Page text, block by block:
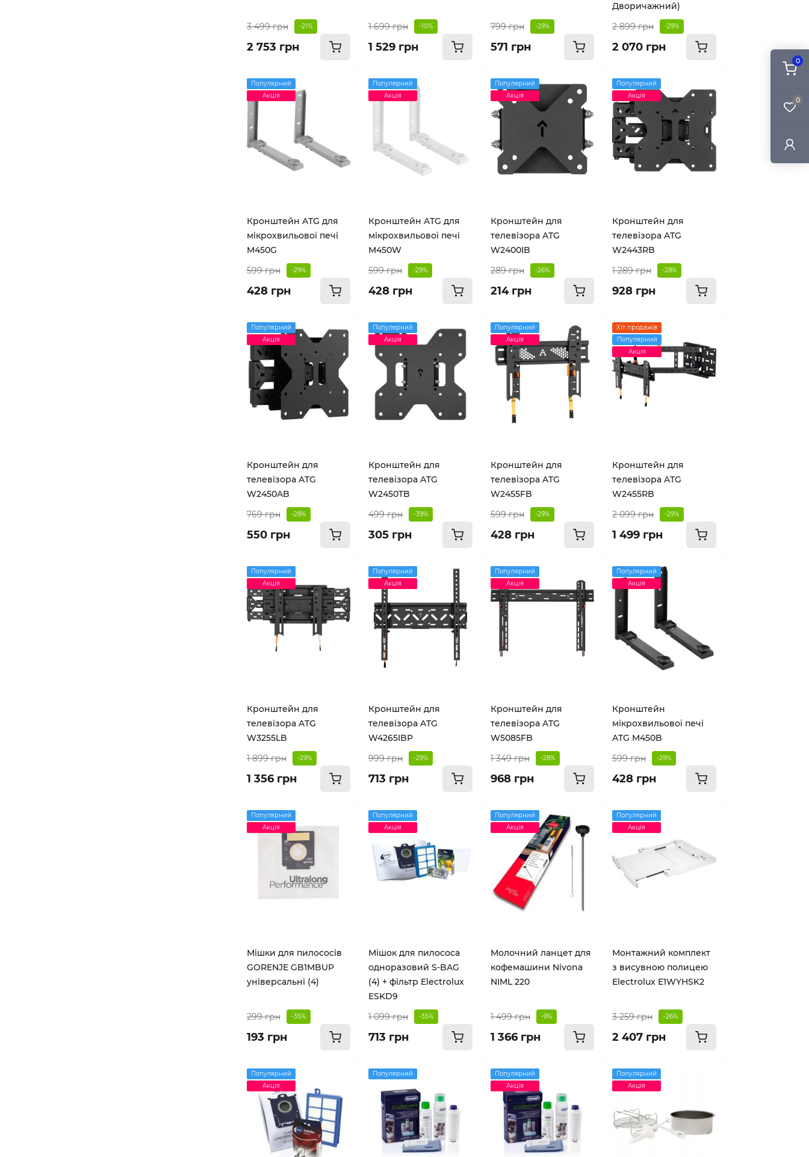
0
0
3 499 грн -21%
2 753 грн
1 699 грн -10%
1 529 грн
799 грн -29%
571 грн
Дворичажний)
2 899 грн
-29%
2 070 грн
Популярний
Акція
Кронштейн ATG для
мікрохвильової печі
M450G
599 грн
-29%
428 грн
Популярний
Акція
Кронштейн ATG для
мікрохвильової печі
M450W
599 грн
-29%
428 грн
Популярний
Акція
Кронштейн для
телевізора ATG
W2400IB
289 грн
-26%
214 грн
Популярний
Акція
Кронштейн для
телевізора ATG
W2443RB
1 289 грн
-28%
928 грн
Популярний
Акція
Кронштейн для
телевізора ATG
W2450AB
769 грн
-28%
550 грн
Популярний
Акція
Кронштейн для
телевізора ATG
W2450TB
499 грн
-39%
305 грн
Популярний
Акція
Кронштейн для
телевізора ATG
W2455FB
599 грн
-29%
428 грн
Хіт продажів
Популярний
Акція
Кронштейн для
телевізора ATG
W2455RB
2 099 грн
-29%
1 499 грн
Популярний
Акція
Кронштейн для
телевізора ATG
W3255LB
1 899 грн
-29%
1 356 грн
Популярний
Акція
Кронштейн для
телевізора ATG
W4265IBP
999 грн
-29%
713 грн
Популярний
Акція
Кронштейн для
телевізора ATG
W5085FB
1 349 грн
-28%
968 грн
Популярний
Акція
Кронштейн
мікрохвильової печі
ATG M450B
599 грн
-29%
428 грн
Популярний
Акція
Мішки для пилососів
GORENJE GB1MBUP
універсальні (4)
299 грн -35%
193 грн
Популярний
Акція
Мішок для пилососа
одноразовий S-BAG
(4) + фільтр Electrolux
ESKD9
1 099 грн
-35%
713 грн
Популярний
Акція
Молочний ланцет для
кофемашини Nivona
NIML 220
1 499 грн -9%
1 366 грн
Популярний
Акція
Монтажний комплект
з висувною полицею
Electrolux E1WYHSK2
3 259 грн -26%
2 407 грн
Популярний
Акція
Популярний
Популярний
Акція
Популярний
Акція